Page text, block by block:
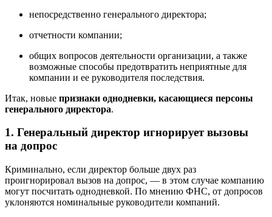
непосредственно генерального директора;
отчетности компании;
общих вопросов деятельности организации, а также
возможные способы предотвратить неприятные для
компании и ее руководителя последствия.
Итак, новые признаки однодневки, касающиеся персоны
генерального директора.
1. Генеральный директор игнорирует вызовы
на допрос
Криминально, если директор больше двух раз
проигнорировал вызов на допрос, — в этом случае компанию
могут посчитать однодневкой. По мнению ФНС, от допросов
уклоняются номинальные руководители компаний.